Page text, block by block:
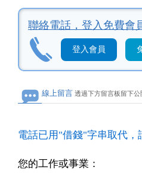
聯絡電話， 登入免費會
登入會員
線上留言 透過下方留言板留下公
電話已用"借錢"字串取代，
您的工作或事業：